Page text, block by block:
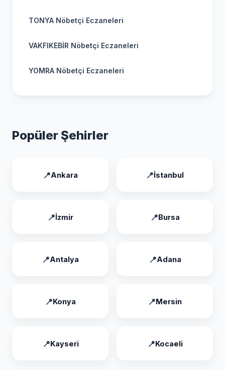
TONYA Nöbetçi Eczaneleri
VAKFIKEBİR Nöbetçi Eczaneleri
YOMRA Nöbetçi Eczaneleri
Popüler Şehirler
Ankara İstanbul
İzmir Bursa
Antalya Adana
Konya Mersin
Kayseri Kocaeli